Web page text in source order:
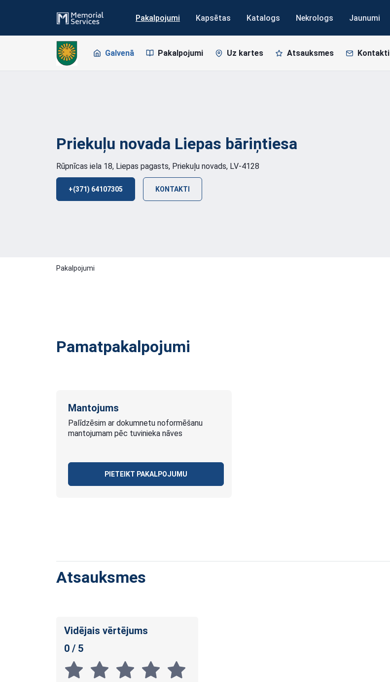
Pakalpojumi Kapsētas Katalogs Nekrologs Jaunumi
Galvenā Pakalpojumi Uz kartes Atsauksmes Kontakti
Priekuļu novada Liepas bāriņtiesa
Rūpnīcas iela 18, Liepas pagasts, Priekuļu novads, LV-4128
+(371) 64107305 KONTAKTI
Pakalpojumi
Pamatpakalpojumi
Mantojums
Palīdzēsim ar dokumnetu noformēšanu
mantojumam pēc tuvinieka nāves
PIETEIKT PAKALPOJUMU
Atsauksmes
Vidējais vērtējums
0 / 5